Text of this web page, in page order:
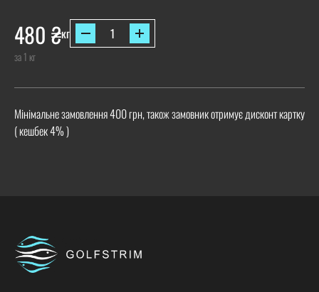
480 ₴кг
за 1 кг
Мінімальне замовлення 400 грн, також замовник отримує дисконт картку
( кешбек 4% )